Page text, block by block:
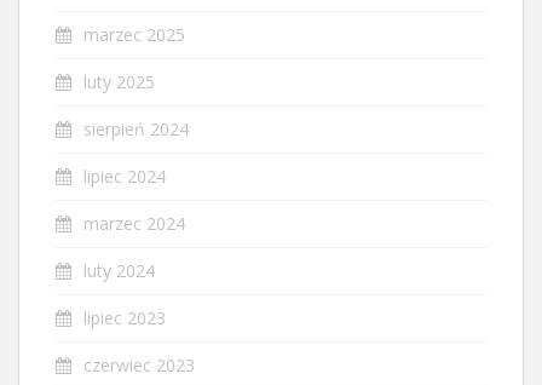
marzec 2025
luty 2025
sierpień 2024
lipiec 2024
marzec 2024
luty 2024
lipiec 2023
czerwiec 2023